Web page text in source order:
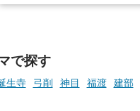
手相やタロットなど気軽に楽し
める占いで、“ととのう”おふろ
時間を、もっと特別に。
で探す
生寺 弓削 神目 福渡 建部